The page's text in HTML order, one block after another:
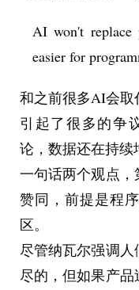
AI won't replace
easier for
和之前很多AI会
引起了很多的争
论，数据还在持续
一句话两个观点
赞同，前提是程
区。
尽管纳瓦尔强调
尽的，但如果产